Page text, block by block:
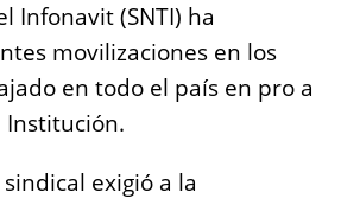
Infonavit (SNTI) ha
movilizaciones en los
en todo el país en pro a
Institución.
exigió a la